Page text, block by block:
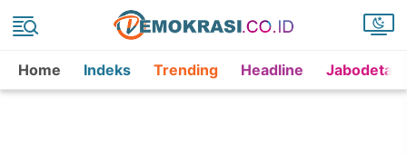
Home Indeks Trending Headline